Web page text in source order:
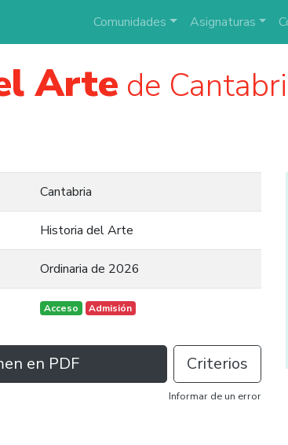
Comunidades Asignaturas
Arte de
Cantabria
Historia del Arte
Ordinaria de 2026
Acceso Admisión
en PDF Criterios
Informar de un error